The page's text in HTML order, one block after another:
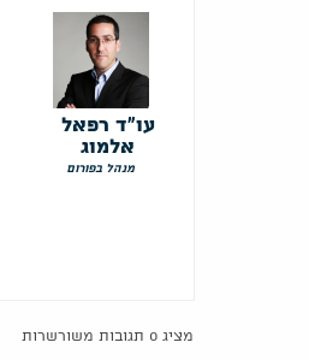
עו"ד רפאל
אלמוג
מנהל בפורום
מציג 0 תגובות משורשרות